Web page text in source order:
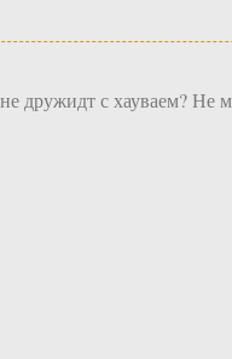
дружидт с хауваем? Не